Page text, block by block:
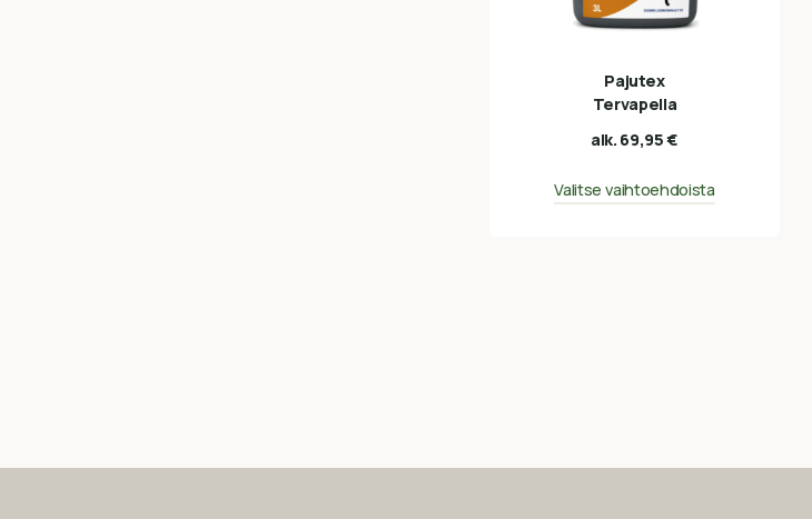
Pajutex
Tervapella
alk. 69,95€
Valitse vaihtoehdoista